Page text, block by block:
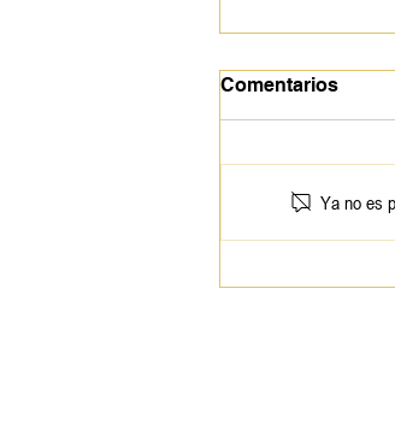
Comentarios
Ya no es